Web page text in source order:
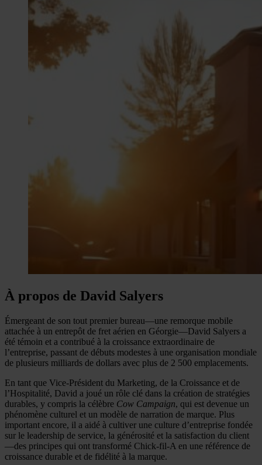
À propos de David Salyers
Émergeant de son tout premier bureau—une remorque mobile
attachée à un entrepôt de fret aérien en Géorgie—David Salyers a
été témoin et a contribué à la croissance extraordinaire de
l’entreprise, passant de débuts modestes à une organisation mondiale
de plusieurs milliards de dollars avec plus de 2 500 emplacements.
En tant que Vice-Président du Marketing, de la Croissance et de
l’Hospitalité, David a joué un rôle clé dans la création de stratégies
durables, y compris la célèbre Cow Campaign, qui est devenue un
phénomène culturel et un modèle de narration de marque. Plus
important encore, il a aidé à cultiver une culture d’entreprise fondée
sur le leadership de service, la générosité et la satisfaction du client
—des principes qui ont transformé Chick-fil-A en une référence de
croissance durable et de fidélité à la marque.